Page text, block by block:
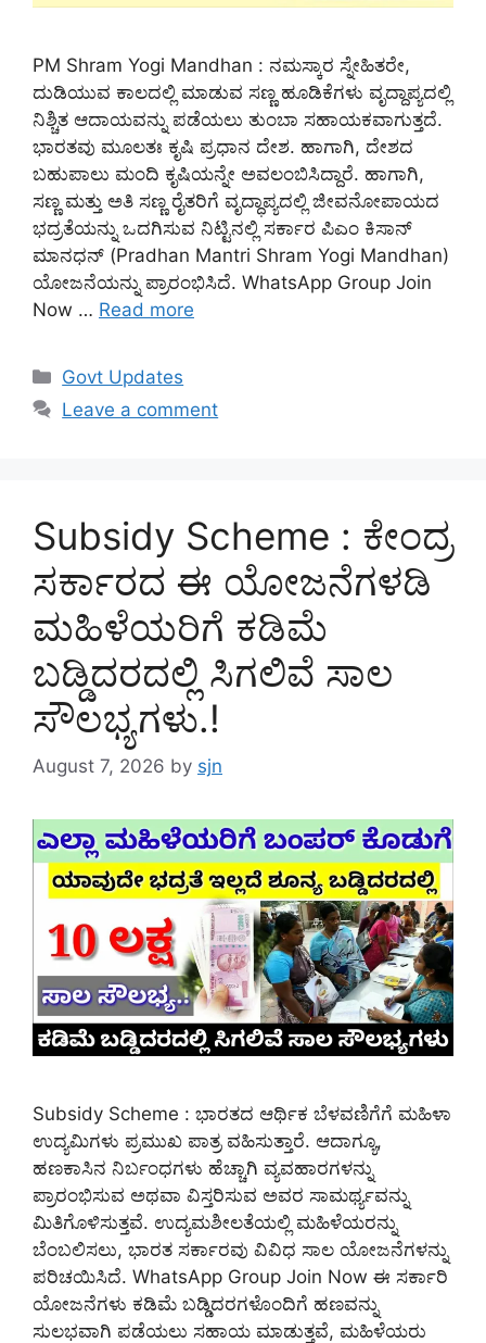
PM Shram Yogi Mandhan : ನಮಸ್ಕಾರ ಸ್ನೇಹಿತರೇ,
ದುಡಿಯುವ ಕಾಲದಲ್ಲಿ ಮಾಡುವ ಸಣ್ಣ ಹೂಡಿಕೆಗಳು ವೃದ್ದಾಪ್ಯದಲ್ಲಿ
ನಿಶ್ಚಿತ ಆದಾಯವನ್ನು ಪಡೆಯಲು ತುಂಬಾ ಸಹಾಯಕವಾಗುತ್ತದೆ.
ಭಾರತವು ಮೂಲತಃ ಕೃಷಿ ಪ್ರಧಾನ ದೇಶ. ಹಾಗಾಗಿ, ದೇಶದ
ಬಹುಪಾಲು ಮಂದಿ ಕೃಷಿಯನ್ನೇ ಅವಲಂಬಿಸಿದ್ದಾರೆ. ಹಾಗಾಗಿ,
ಸಣ್ಣ ಮತ್ತು ಅತಿ ಸಣ್ಣ ರೈತರಿಗೆ ವೃದ್ಧಾಪ್ಯದಲ್ಲಿ ಜೀವನೋಪಾಯದ
ಭದ್ರತೆಯನ್ನು ಒದಗಿಸುವ ನಿಟ್ಟಿನಲ್ಲಿ ಸರ್ಕಾರ ಪಿಎಂ ಕಿಸಾನ್
ಮಾನಧನ್ (Pradhan Mantri Shram Yogi Mandhan)
ಯೋಜನೆಯನ್ನು ಪ್ರಾರಂಭಿಸಿದೆ. WhatsApp Group Join
Now … Read more
Categories
Govt Updates
Leave a comment
Subsidy Scheme : ಕೇಂದ್ರ
ಸರ್ಕಾರದ ಈ ಯೋಜನೆಗಳಡಿ
ಮಹಿಳೆಯರಿಗೆ ಕಡಿಮೆ
ಬಡ್ಡಿದರದಲ್ಲಿ ಸಿಗಲಿವೆ ಸಾಲ
ಸೌಲಭ್ಯಗಳು.!
August 7, 2026 by sjn
Subsidy Scheme : ಭಾರತದ ಆರ್ಥಿಕ ಬೆಳವಣಿಗೆಗೆ ಮಹಿಳಾ
ಉದ್ಯಮಿಗಳು ಪ್ರಮುಖ ಪಾತ್ರ ವಹಿಸುತ್ತಾರೆ. ಆದಾಗ್ಯೂ,
ಹಣಕಾಸಿನ ನಿರ್ಬಂಧಗಳು ಹೆಚ್ಚಾಗಿ ವ್ಯವಹಾರಗಳನ್ನು
ಪ್ರಾರಂಭಿಸುವ ಅಥವಾ ವಿಸ್ತರಿಸುವ ಅವರ ಸಾಮರ್ಥ್ಯವನ್ನು
ಮಿತಿಗೊಳಿಸುತ್ತವೆ. ಉದ್ಯಮಶೀಲತೆಯಲ್ಲಿ ಮಹಿಳೆಯರನ್ನು
ಬೆಂಬಲಿಸಲು, ಭಾರತ ಸರ್ಕಾರವು ವಿವಿಧ ಸಾಲ ಯೋಜನೆಗಳನ್ನು
ಪರಿಚಯಿಸಿದೆ. WhatsApp Group Join Now ಈ ಸರ್ಕಾರಿ
ಯೋಜನೆಗಳು ಕಡಿಮೆ ಬಡ್ಡಿದರಗಳೊಂದಿಗೆ ಹಣವನ್ನು
ಸುಲಭವಾಗಿ ಪಡೆಯಲು ಸಹಾಯ ಮಾಡುತ್ತವೆ, ಮಹಿಳೆಯರು